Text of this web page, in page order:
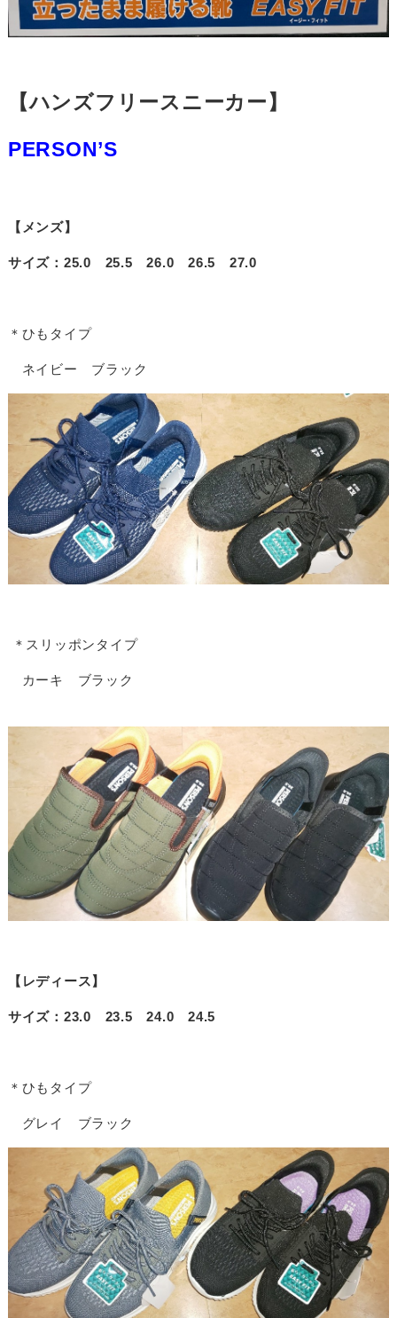
【ハンズフリースニーカー】
PERSON’S
【メンズ】
サイズ：25.0 25.5 26.0 26.5 27.0
＊ひもタイプ
ネイビー ブラック
＊スリッポンタイプ
カーキ ブラック
【レディース】
サイズ：23.0 23.5 24.0 24.5
＊ひもタイプ
グレイ ブラック